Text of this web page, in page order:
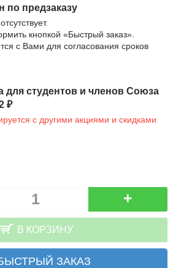
по предзаказу
кнопкой «Быстрый заказ».
с Вами для согласования сроков
для студентов и членов Союза
₽
с другими акциями и скидками
+
В КОРЗИНУ
ЗАКАЗ